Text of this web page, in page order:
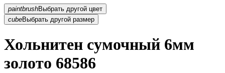
paintbrush
Выбрать другой цвет
cubeВыбрать другой размер
Хольнитен сумочный 6мм
золото 68586